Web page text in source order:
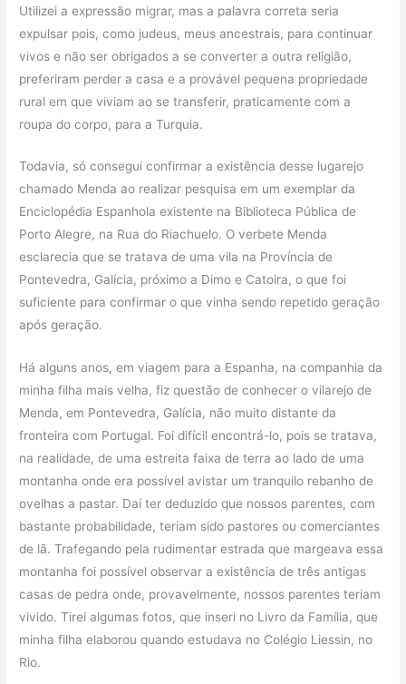
Utilizei a expressão migrar, mas a palavra correta seria
expulsar pois, como judeus, meus ancestrais, para continuar
vivos e não ser obrigados a se converter a outra religião,
preferiram perder a casa e a provável pequena propriedade
rural em que viviam ao se transferir, praticamente com a
roupa do corpo, para a Turquia.
Todavia, só consegui confirmar a existência desse lugarejo
chamado Menda ao realizar pesquisa em um exemplar da
Enciclopédia Espanhola existente na Biblioteca Pública de
Porto Alegre, na Rua do Riachuelo. O verbete Menda
esclarecia que se tratava de uma vila na Província de
Pontevedra, Galícia, próximo a Dimo e Catoira, o que foi
suficiente para confirmar o que vinha sendo repetido geração
após geração.
Há alguns anos, em viagem para a Espanha, na companhia da
minha filha mais velha, fiz questão de conhecer o vilarejo de
Menda, em Pontevedra, Galícia, não muito distante da
fronteira com Portugal. Foi difícil encontrá-lo, pois se tratava,
na realidade, de uma estreita faixa de terra ao lado de uma
montanha onde era possível avistar um tranquilo rebanho de
ovelhas a pastar. Daí ter deduzido que nossos parentes, com
bastante probabilidade, teriam sido pastores ou comerciantes
de lã. Trafegando pela rudimentar estrada que margeava essa
montanha foi possível observar a existência de três antigas
casas de pedra onde, provavelmente, nossos parentes teriam
vivido. Tirei algumas fotos, que inseri no Livro da Família, que
minha filha elaborou quando estudava no Colégio Liessin, no
Rio.